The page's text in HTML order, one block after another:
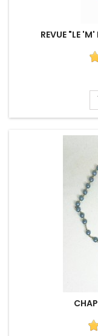
REVUE "LE